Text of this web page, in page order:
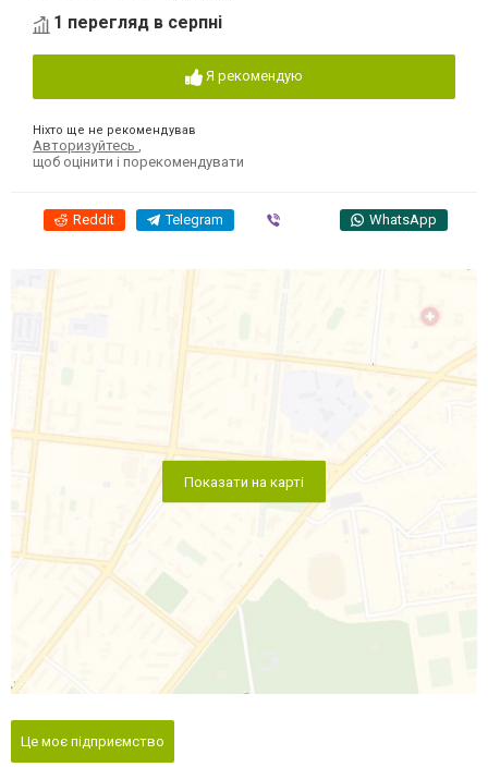
1 перегляд в серпні
Я рекомендую
Ніхто ще не рекомендував
Авторизуйтесь
щоб оцінити і порекомендувати
Reddit Telegram WhatsApp
Показати на карті
Це моє підприємство